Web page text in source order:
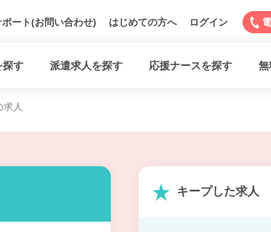
ポート(お問い合わせ) はじめての方へ ログイン
探す 派遣求人を探す 応援ナースを探す 無
求人
キープした求人